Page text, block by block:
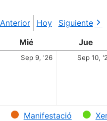
Anterior Hoy
Siguiente
Mié Jue
Sep 9, '26 Sep 10,
Manifestació